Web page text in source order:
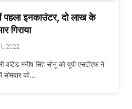
पहला इनकाउंटर, दो लाख के
गिराया
2022
वांटेड मनीष सिंह सोनू को यूपी एसटीएफ ने
सोमवार को…